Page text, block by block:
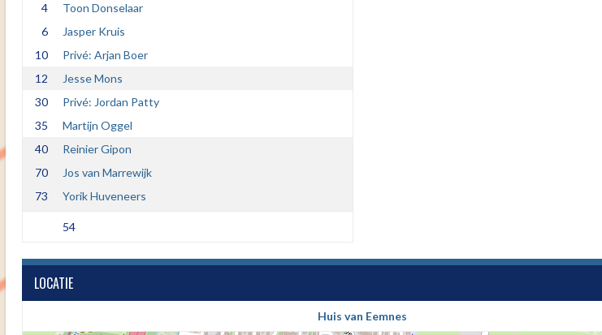
4
Toon Donselaar
6
Jasper Kruis
10
Privé: Arjan Boer
12
Jesse Mons
30
Privé: Jordan Patty
35
Martijn Oggel
40
Reinier Gipon
70
Jos van Marrewijk
73
Yorik Huveneers
54
LOCATIE
Huis van Eemnes